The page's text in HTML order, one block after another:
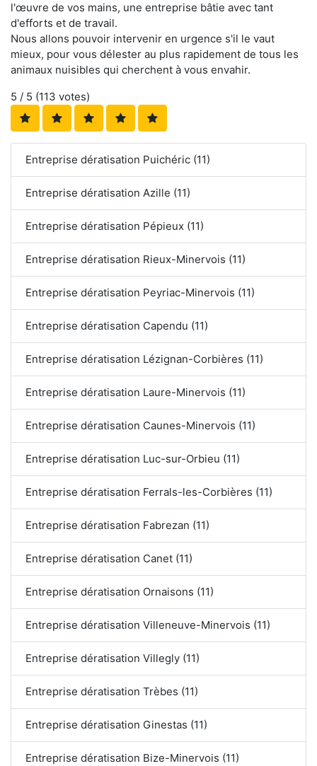
l'œuvre de vos mains, une entreprise bâtie avec tant
d'efforts et de travail.
Nous allons pouvoir intervenir en urgence s'il le vaut
mieux, pour vous délester au plus rapidement de tous les
animaux nuisibles qui cherchent à vous envahir.
5 / 5 (113 votes)
Entreprise dératisation Puichéric (11)
Entreprise dératisation Azille (11)
Entreprise dératisation Pépieux (11)
Entreprise dératisation Rieux-Minervois (11)
Entreprise dératisation Peyriac-Minervois (11)
Entreprise dératisation Capendu (11)
Entreprise dératisation Lézignan-Corbières (11)
Entreprise dératisation Laure-Minervois (11)
Entreprise dératisation Caunes-Minervois (11)
Entreprise dératisation Luc-sur-Orbieu (11)
Entreprise dératisation Ferrals-les-Corbières (11)
Entreprise dératisation Fabrezan (11)
Entreprise dératisation Canet (11)
Entreprise dératisation Ornaisons (11)
Entreprise dératisation Villeneuve-Minervois (11)
Entreprise dératisation Villegly (11)
Entreprise dératisation Trèbes (11)
Entreprise dératisation Ginestas (11)
Entreprise dératisation Bize-Minervois (11)